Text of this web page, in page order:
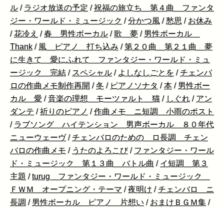
ル / ラジオ放送の予定 /祝福の旅立ち 第４曲 ファンタ
ジー・ワールド・ミュージック /分かつ風 /愁思 / お休み
/花冷え /春 男性ボーカル /歌 夢 / 男性ボーカル
Thank / 風 ピアノ 打ち込み /第２０曲 第２１曲 夢
に生きて 愛にふれて ファンタジー・ワールド・ミュ
ージック 完結 / スペシャル / よしなしごとを /チェンバ
ロの作曲メモ制作再開 /冬 / ピアノソナタ /本 / 男性ボー
カル 愛 /音楽の理想 モーツァルト 猫 / しぐれ / アン
ダンテ /祈りのピアノ /作曲メモ ニ短調 小雨のポスト
/ ラブソング ハイテンション 男声ボーカル ８０年代
ニューウェーヴ /チェンバロのための ロ長調 チェン
バロの作曲メモ / うたのよろこび / ファンタジー・ワール
ド・ミュージック 第１３曲 バトル曲 / イ短調 第３
主題 /turug ファンタジー・ワールド・ミュージック
ＦＷＭ オープニング・テーマ /夜明け /チェンバロ ニ
長調 / 男性ボーカル ピアノ 片想い / おまけＢＧＭ集 /